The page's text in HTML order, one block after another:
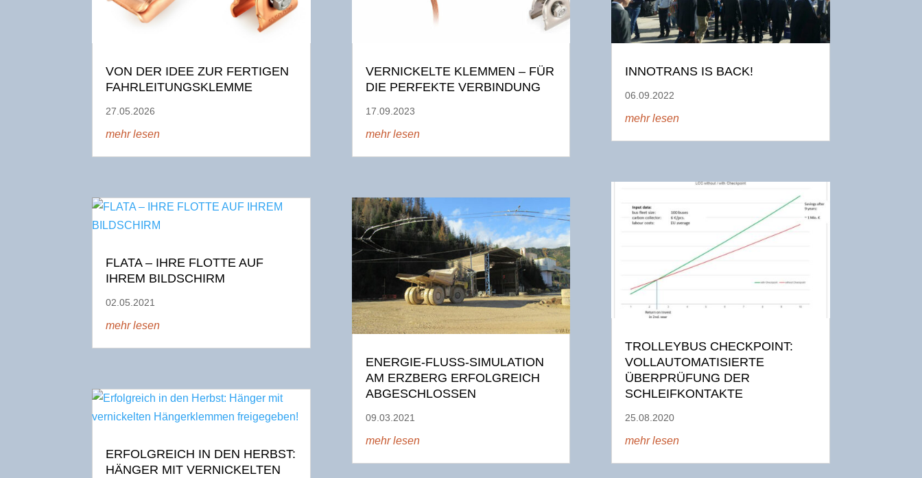
VON DER IDEE ZUR FERTIGEN
FAHRLEITUNGSKLEMME
27.05.2026
mehr lesen
FLATA – IHRE FLOTTE AUF
IHREM BILDSCHIRM
02.05.2021
mehr lesen
ERFOLGREICH IN DEN HERBST:
HÄNGER MIT VERNICKELTEN
VERNICKELTE KLEMMEN – FÜR
DIE PERFEKTE VERBINDUNG
17.09.2023
mehr lesen
ENERGIE-FLUSS-SIMULATION
AM ERZBERG ERFOLGREICH
ABGESCHLOSSEN
09.03.2021
mehr lesen
INNOTRANS IS BACK!
06.09.2022
mehr lesen
TROLLEYBUS CHECKPOINT:
VOLLAUTOMATISIERTE
ÜBERPRÜFUNG DER
SCHLEIFKONTAKTE
25.08.2020
mehr lesen